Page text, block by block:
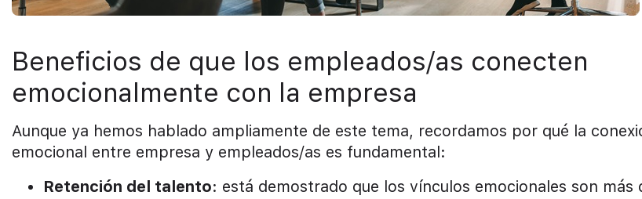
Beneficios de que los empleados/as conecten
emocionalmente con la empresa
Aunque ya hemos hablado ampliamente de este tema, recordamos por qué la
emocional entre empresa y empleados/as es fundamental:
Retención del talento: está demostrado que los vínculos emocionales son más